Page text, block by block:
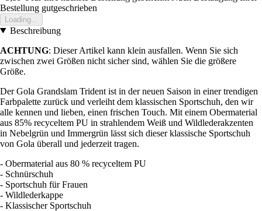
Bestellung gutgeschrieben
Loading...
Beschreibung
ACHTUNG: Dieser Artikel kann klein ausfallen. Wenn Sie sich
zwischen zwei Größen nicht sicher sind, wählen Sie die größere
Größe.
Der Gola Grandslam Trident ist in der neuen Saison in einer trendigen
Farbpalette zurück und verleiht dem klassischen Sportschuh, den wir
alle kennen und lieben, einen frischen Touch. Mit einem Obermaterial
aus 85% recyceltem PU in strahlendem Weiß und Wildlederakzenten
in Nebelgrün und Immergrün lässt sich dieser klassische Sportschuh
von Gola überall und jederzeit tragen.
- Obermaterial aus 80 % recyceltem PU
- Schnürschuh
- Sportschuh für Frauen
- Wildlederkappe
- Klassischer Sportschuh